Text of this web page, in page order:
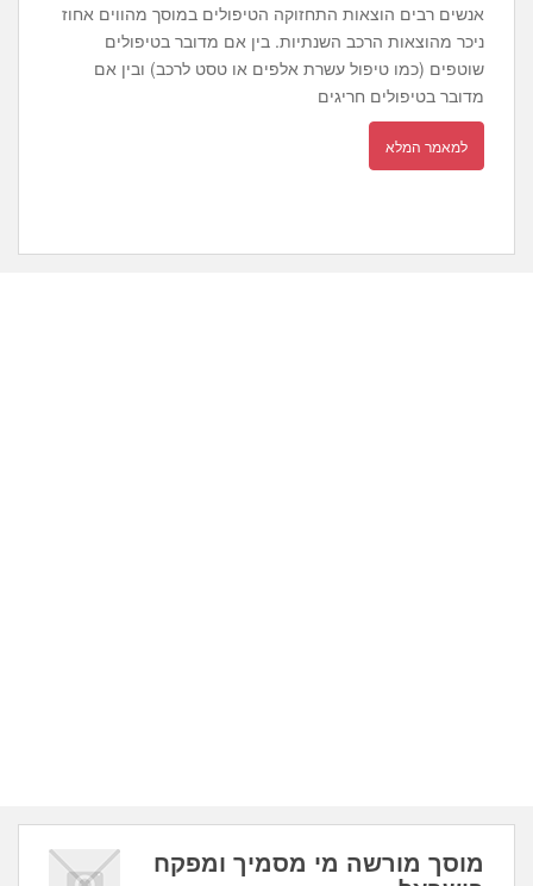
אנשים רבים הוצאות התחזוקה הטיפולים במוסך מהווים אחוז
ניכר מהוצאות הרכב השנתיות. בין אם מדובר בטיפולים
שוטפים (כמו טיפול עשרת אלפים או טסט לרכב) ובין אם
מדובר בטיפולים חריגים
למאמר המלא
מוסך מורשה מי מסמיך ומפקח